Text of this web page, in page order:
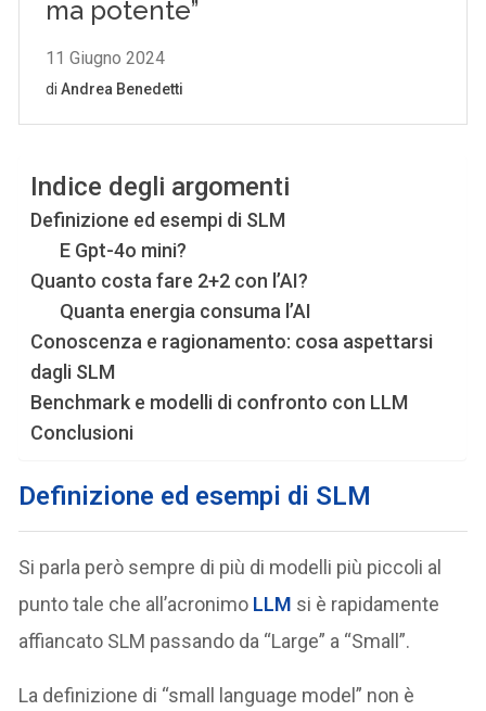
Indice degli argomenti
Definizione ed esempi di SLM
E Gpt-4o mini?
Quanto costa fare 2+2 con l’AI?
Quanta energia consuma l’AI
Conoscenza e ragionamento: cosa aspettarsi
dagli SLM
Benchmark e modelli di confronto con LLM
Conclusioni
Definizione ed esempi di SLM
Si parla però sempre di più di modelli più piccoli al
punto tale che all’acronimo LLM si è rapidamente
affiancato SLM passando da “Large” a “Small”.
La definizione di “small language model” non è